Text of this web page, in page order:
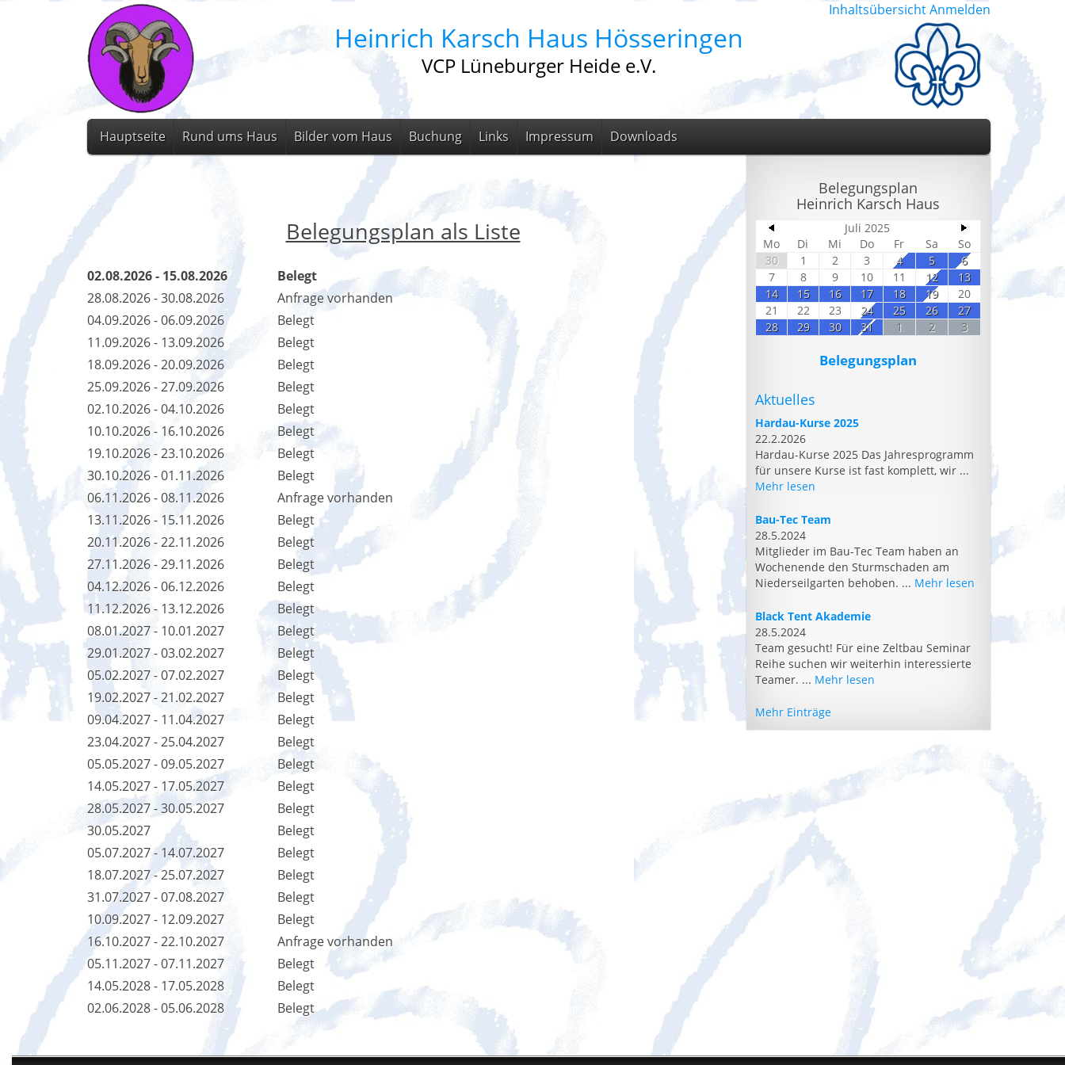
Inhaltsübersicht Anmelden
Heinrich Karsch Haus Hösseringen
VCP Lüneburger Heide e.V.
Hauptseite Rund ums Haus Bilder vom Haus Buchung Links Impressum Downloads
Belegungsplan als Liste
02.08.2026 - 15.08.2026
Belegt
28.08.2026 - 30.08.2026
Anfrage vorhanden
04.09.2026 - 06.09.2026
Belegt
11.09.2026 - 13.09.2026
Belegt
18.09.2026 - 20.09.2026
Belegt
25.09.2026 - 27.09.2026
Belegt
02.10.2026 - 04.10.2026
Belegt
10.10.2026 - 16.10.2026
Belegt
19.10.2026 - 23.10.2026
Belegt
30.10.2026 - 01.11.2026
Belegt
06.11.2026 - 08.11.2026
Anfrage vorhanden
13.11.2026 - 15.11.2026
Belegt
20.11.2026 - 22.11.2026
Belegt
27.11.2026 - 29.11.2026
Belegt
04.12.2026 - 06.12.2026
Belegt
11.12.2026 - 13.12.2026
Belegt
08.01.2027 - 10.01.2027
Belegt
29.01.2027 - 03.02.2027
Belegt
05.02.2027 - 07.02.2027
Belegt
19.02.2027 - 21.02.2027
Belegt
09.04.2027 - 11.04.2027
Belegt
23.04.2027 - 25.04.2027
Belegt
05.05.2027 - 09.05.2027
Belegt
14.05.2027 - 17.05.2027
Belegt
28.05.2027 - 30.05.2027
Belegt
30.05.2027
Belegt
05.07.2027 - 14.07.2027
Belegt
18.07.2027 - 25.07.2027
Belegt
31.07.2027 - 07.08.2027
Belegt
10.09.2027 - 12.09.2027
Belegt
16.10.2027 - 22.10.2027
Anfrage vorhanden
05.11.2027 - 07.11.2027
Belegt
14.05.2028 - 17.05.2028
Belegt
02.06.2028 - 05.06.2028
Belegt
Belegungsplan
Heinrich Karsch Haus
Juli 2025
Mo
Di Mi Do Fr Sa
So
30
1 2 3 4 5
6
7
8 9 10 11 12
13
14
15 16 17 18 19
20
21
22 23 24 25 26
27
28
29 30 31 1 2 3
Belegungsplan
Aktuelles
Hardau-Kurse 2025
22.2.2026
Hardau-Kurse 2025 Das Jahresprogramm
für unsere Kurse ist fast komplett, wir ...
Mehr lesen
Bau-Tec Team
28.5.2024
Mitglieder im Bau-Tec Team haben an
Wochenende den Sturmschaden am
Niederseilgarten behoben. ... Mehr lesen
Black Tent Akademie
28.5.2024
Team gesucht! Für eine Zeltbau Seminar
Reihe suchen wir weiterhin interessierte
Teamer. ... Mehr lesen
Mehr Einträge